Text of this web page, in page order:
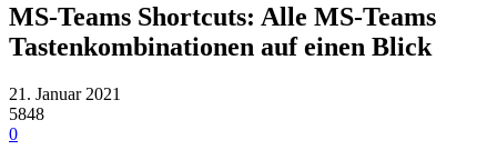
MS-Teams Shortcuts: Alle MS-Teams
Tastenkombinationen auf einen Blick
21. Januar 2021
5848
0